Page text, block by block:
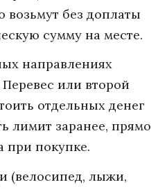
возьмут без доплаты
сумму на месте.
направлениях
или второй
отдельных денег
лимит заранее, прямо
при покупке.
(велосипед, лыжи,